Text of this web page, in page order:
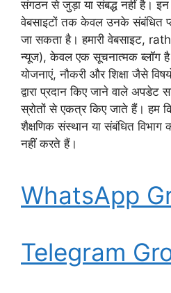
संगठन से जुड़ा या संबद्ध नहीं है।
वेबसाइटों तक केवल उनके संबंधित
जा सकता है। हमारी वेबसाइट,
न्यूज), केवल एक सूचनात्मक ब्लॉग है
योजनाएं, नौकरी और शिक्षा जैसे
द्वारा प्रदान किए जाने वाले अपडेट
स्रोतों से एकत्र किए जाते हैं। हम
शैक्षणिक संस्थान या संबंधित विभाग
नहीं करते हैं।
WhatsApp
Telegram